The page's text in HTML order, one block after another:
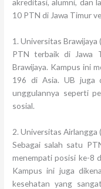
akreditasi, alumni, dan
10 PTN di Jawa Timur
1. Universitas Brawijaya
PTN terbaik di Jawa
Brawijaya. Kampus ini
196 di Asia. UB juga
unggulannya seperti
sosial.
2. Universitas Airlangga
Sebagai salah satu
menempati posisi ke-8
Kampus ini juga
kesehatan yang